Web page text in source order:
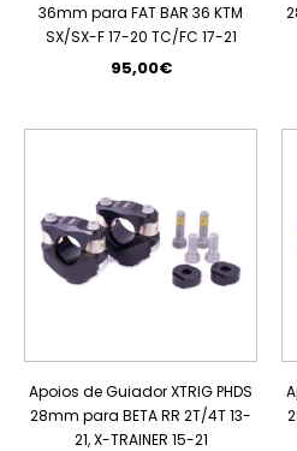
36mm para FAT BAR 36 KTM
SX/SX-F 17-20 TC/FC 17-21
95,00€
Apoios de Guiador XTRIG PHDS
28mm para BETA RR 2T/4T 13-
21, X-TRAINER 15-21